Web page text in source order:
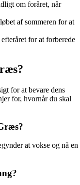
om foråret, når
af sommeren for at
for at forberede
for at bevare dens
for, hvornår du skal
at vokse og nå en